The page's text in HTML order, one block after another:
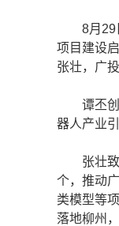
8月29日
项目建设
张壮，广
谭丕创、
器人产业
张壮致辞
个，推动
类模型等
落地柳州